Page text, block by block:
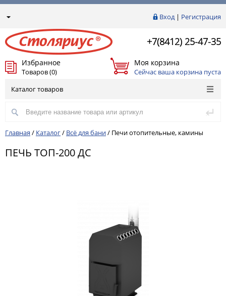
Вход| Регистрация
+7(8412) 25-47-35
Избранное
Товаров (0)
Моя корзина
Сейчас ваша корзина пуста
Каталог товаров
Главная / Каталог/ Всё для бани/ Печи отопительные, камины
ПЕЧЬ ТОП-200 ДС